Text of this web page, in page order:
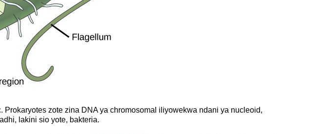
zote zina DNA ya chromosomal iliyowekwa ndani ya nucleoid,
lakini sio yote, bakteria.